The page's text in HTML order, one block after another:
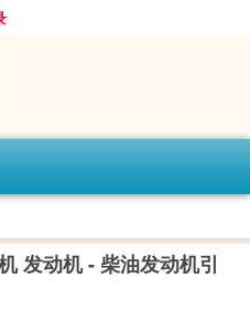
发动机 - 柴油发动机引